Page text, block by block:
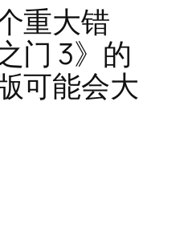
重大错
门 3》的
可能会大